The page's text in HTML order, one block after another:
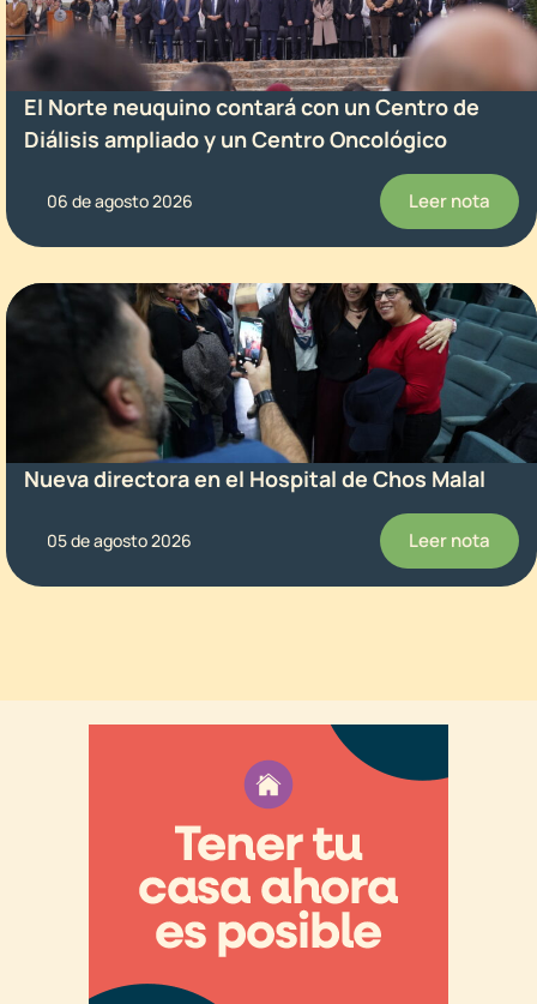
El Norte neuquino contará con un Centro de
Diálisis ampliado y un Centro Oncológico
06 de agosto 2026 Leer nota
Nueva directora en el Hospital de Chos Malal
05 de agosto 2026 Leer nota